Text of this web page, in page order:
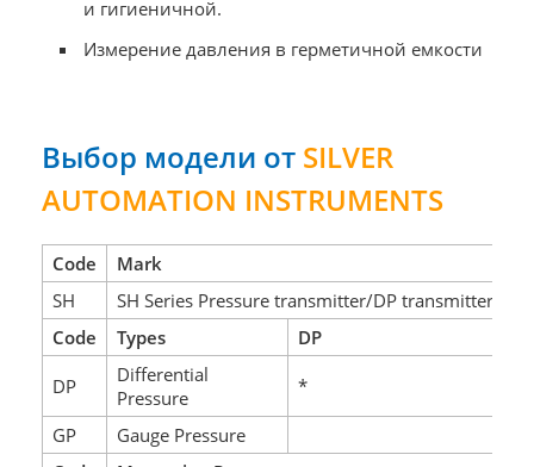
и гигиеничной.
Измерение давления в герметичной емкости
Выбор модели от SILVER
AUTOMATION INSTRUMENTS
Code
Mark
SH
SH Series Pressure transmitter/DP transmitters
Code
Types DP
DP
Differential
Pressure
*
GP Gauge Pressure